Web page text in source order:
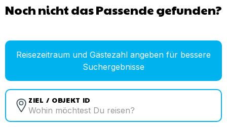
Noch nicht das Passende gefunden?
Reisezeitraum und Gästezahl angeben für bessere
Suchergebnisse
ZIEL / OBJEKT ID